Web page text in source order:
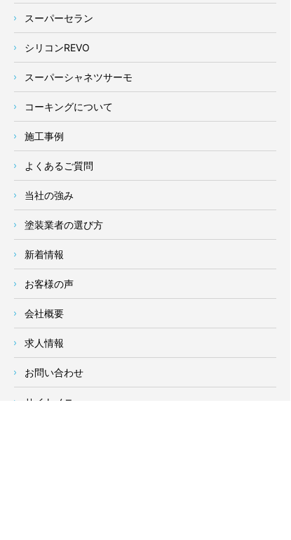
スーパーセラン
シリコンREVO
スーパーシャネツサーモ
コーキングについて
施工事例
よくあるご質問
当社の強み
塗装業者の選び方
新着情報
お客様の声
会社概要
求人情報
お問い合わせ
サイトメニュー